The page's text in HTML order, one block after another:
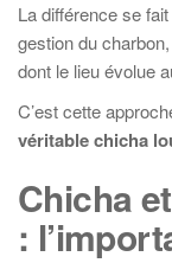
La différence se
gestion du
dont le lieu évolue
C’est cette
véritable chicha
Chicha
: